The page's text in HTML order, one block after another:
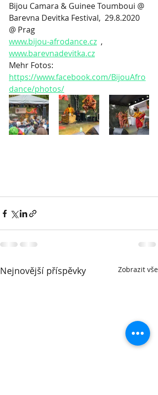
Bijou Camara & Guinee Toumboui @
Barevna Devitka Festival,  29.8.2020
@ Prag
www.bijou-afrodance.cz
  ,
www.barevnadevitka.cz
Mehr Fotos:
https://www.facebook.com/BijouAfro
dance/photos/
Nejnovější příspěvky Zobrazit vše